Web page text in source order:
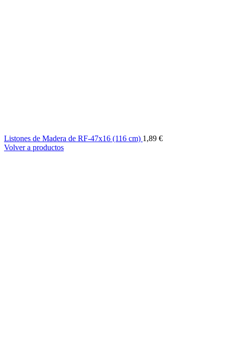
Listones de Madera de RF-47x16 (116 cm) 1,89 €
Volver a productos